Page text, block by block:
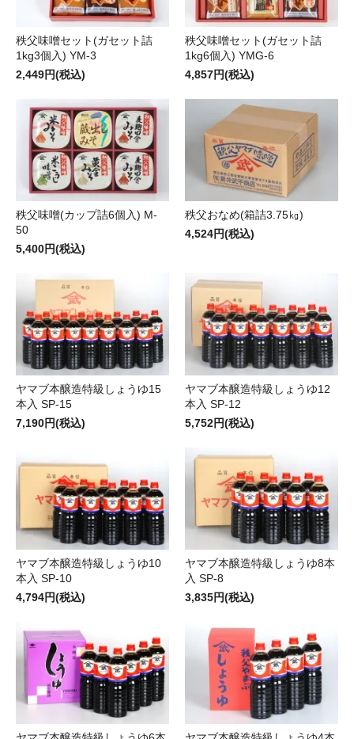
秩父味噌セット(ガセット詰
1kg3個入) YM-3
2,449円(税込)
秩父味噌セット(ガセット詰
1kg6個入) YMG-6
4,857円(税込)
秩父味噌(カップ詰6個入) M-
50
5,400円(税込)
秩父おなめ(箱詰3.75㎏)
4,524円(税込)
ヤマブ本醸造特級しょうゆ15
本入 SP-15
7,190円(税込)
ヤマブ本醸造特級しょうゆ12
本入 SP-12
5,752円(税込)
ヤマブ本醸造特級しょうゆ10
本入 SP-10
4,794円(税込)
ヤマブ本醸造特級しょうゆ8本
入 SP-8
3,835円(税込)